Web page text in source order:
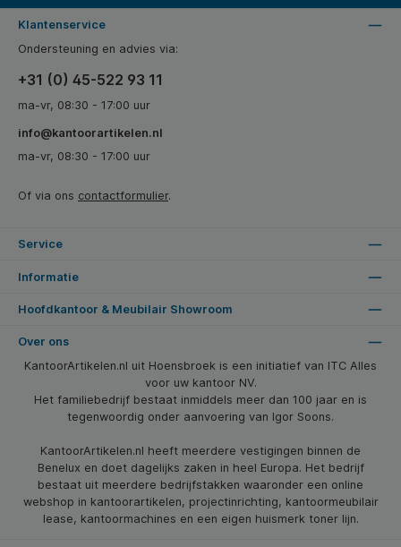
Klantenservice
Ondersteuning en advies via:
+31 (0) 45-522 93 11
ma-vr, 08:30 - 17:00 uur
info@kantoorartikelen.nl
ma-vr, 08:30 - 17:00 uur
Of via ons contactformulier.
Service
Informatie
Hoofdkantoor & Meubilair Showroom
Over ons
KantoorArtikelen.nl uit Hoensbroek is een initiatief van ITC Alles
voor uw kantoor NV.
Het familiebedrijf bestaat inmiddels meer dan 100 jaar en is
tegenwoordig onder aanvoering van Igor Soons.
KantoorArtikelen.nl heeft meerdere vestigingen binnen de
Benelux en doet dagelijks zaken in heel Europa. Het bedrijf
bestaat uit meerdere bedrijfstakken waaronder een online
webshop in kantoorartikelen, projectinrichting, kantoormeubilair
lease, kantoormachines en een eigen huismerk toner lijn.